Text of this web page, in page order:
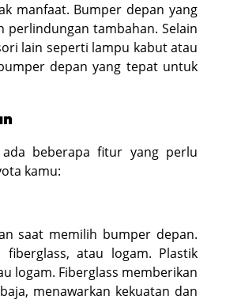
manfaat. Bumper depan yang
tambahan. Selain
lain seperti lampu kabut atau
depan yang tepat untuk
beberapa fitur yang perlu
kamu:
saat memilih bumper depan.
atau logam. Plastik
logam. Fiberglass memberikan
menawarkan kekuatan dan